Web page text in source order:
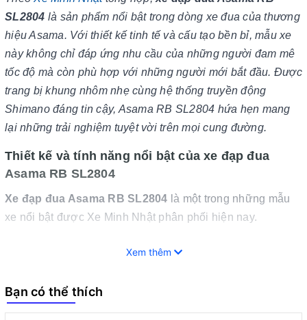
SL2804 là sản phẩm nổi bật trong dòng xe đua của thương
hiệu Asama. Với thiết kế tinh tế và cấu tạo bền bỉ, mẫu xe
này không chỉ đáp ứng nhu cầu của những người đam mê
tốc độ mà còn phù hợp với những người mới bắt đầu. Được
trang bị khung nhôm nhẹ cùng hệ thống truyền động
Shimano đáng tin cậy, Asama RB SL2804 hứa hẹn mang
lại những trải nghiệm tuyệt vời trên mọi cung đường.
Thiết kế và tính năng nổi bật của xe đạp đua
Asama RB SL2804
Xe đạp đua Asama RB SL2804 là một trong những mẫu
xe nổi bật được Xe Minh Nhật phân phối hiện nay.
giúp xe nhẹ nhàng nhưng vẫn đảm bảo độ chắc chắn.
Xem thêm
Bạn có thể thích